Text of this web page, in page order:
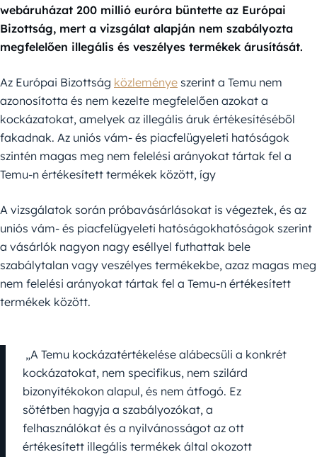
webáruházat 200 millió euróra büntette az Európai
Bizottság, mert a vizsgálat alapján nem szabályozta
megfelelően illegális és veszélyes termékek árusítását.
Az Európai Bizottság közleménye szerint a Temu nem
azonosította és nem kezelte megfelelően azokat a
kockázatokat, amelyek az illegális áruk értékesítéséből
fakadnak. Az uniós vám- és piacfelügyeleti hatóságok
szintén magas meg nem felelési arányokat tártak fel a
Temu-n értékesített termékek között, így
A vizsgálatok során próbavásárlásokat is végeztek, és az
uniós vám- és piacfelügyeleti hatóságokhatóságok szerint
a vásárlók nagyon nagy eséllyel futhattak bele
szabálytalan vagy veszélyes termékekbe, azaz magas meg
nem felelési arányokat tártak fel a Temu-n értékesített
termékek között.
„A Temu kockázatértékelése alábecsüli a konkrét
kockázatokat, nem specifikus, nem szilárd
bizonyítékokon alapul, és nem átfogó. Ez
sötétben hagyja a szabályozókat, a
felhasználókat és a nyilvánosságot az ott
értékesített illegális termékek által okozott